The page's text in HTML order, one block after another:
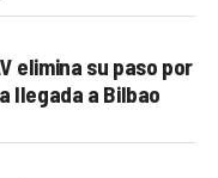
elimina su paso por
llegada a Bilbao